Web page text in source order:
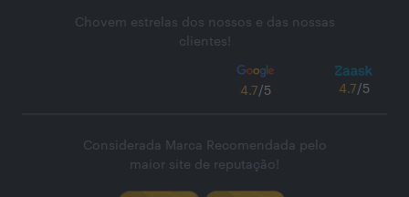
Chovem estrelas dos nossos e das nossas
clientes!
4.7/5 4.7/5
Considerada Marca Recomendada pelo
maior site de reputação!